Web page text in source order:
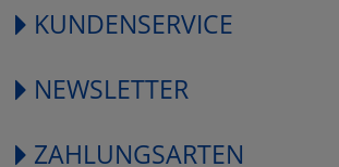
KUNDENSERVICE
NEWSLETTER
ZAHLUNGSARTEN